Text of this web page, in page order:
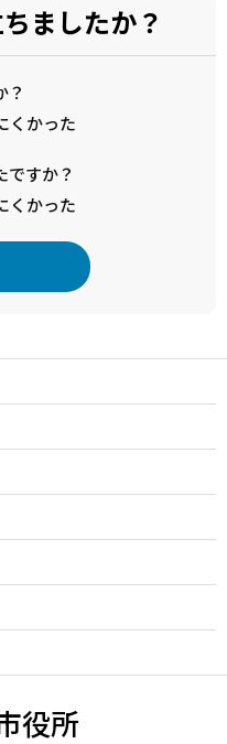
ましたか？
？
くかった
ですか？
くかった
役所